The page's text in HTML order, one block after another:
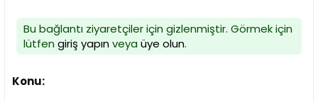
Bu bağlantı ziyaretçiler için gizlenmiştir. Görmek için
lütfen giriş yapınveya üye olun.
Konu: